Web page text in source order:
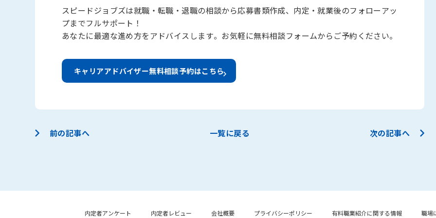
スピードジョブズは就職・転職・退職の相談から応募書類作成、内定・就業後のフォローアッ
プまでフルサポート！
あなたに最適な進め方をアドバイスします。お気軽に無料相談フォームからご予約ください。
キャリアアドバイザー無料相談予約はこちら
前の記事へ 一覧に戻る 次の記事へ
内定者アンケート 内定者レビュー 会社概要 プライバシーポリシー 有料職業紹介に関する情報 職場